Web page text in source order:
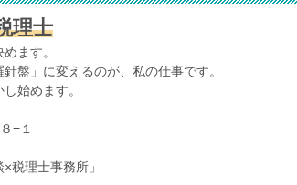
理士
ます。
盤」に変えるのが、私の仕事です。
始めます。
−１
税理士事務所」